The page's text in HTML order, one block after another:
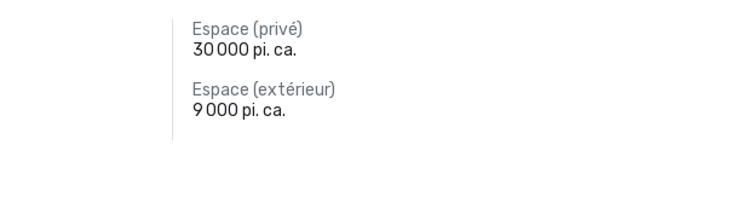
Espace (privé)
30 000 pi. ca.
Espace (extérieur)
9 000 pi. ca.